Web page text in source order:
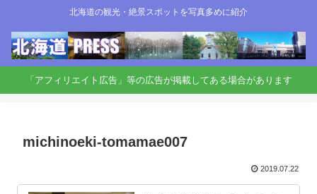
北海道の観光・絶景スポットを写真多めに紹介
「アフィリエイト広告」等の広告が掲載してある場合があります
michinoeki-tomamae007
2019.07.22